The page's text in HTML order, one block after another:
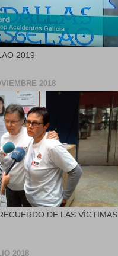
2019
2018
DE LAS VÍCTIMAS
2018